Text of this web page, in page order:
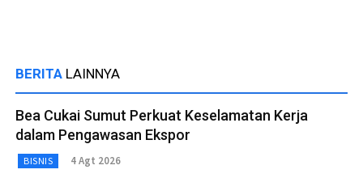
BERITA LAINNYA
Bea Cukai Sumut Perkuat Keselamatan Kerja
dalam Pengawasan Ekspor
BISNIS 4 Agt 2026